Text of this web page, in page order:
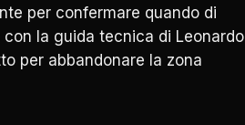
per confermare quando di
la guida tecnica di Leonardo
per abbandonare la zona